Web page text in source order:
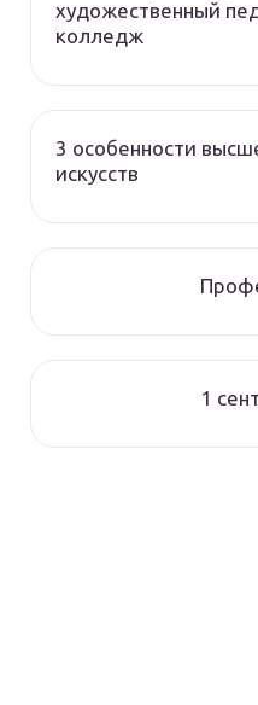
художественный
колледж
3 особенности
искусств
1